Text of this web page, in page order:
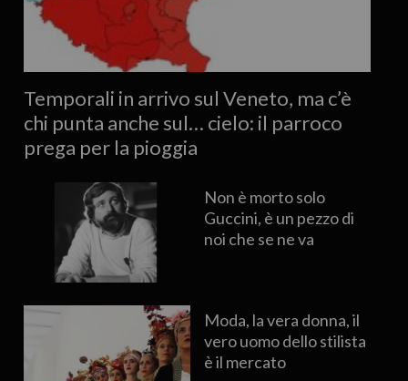
Temporali in arrivo sul Veneto, ma c’è
chi punta anche sul… cielo: il parroco
prega per la pioggia
Non è morto solo
Guccini, è un pezzo di
noi che se ne va
Moda, la vera donna, il
vero uomo dello stilista
è il mercato